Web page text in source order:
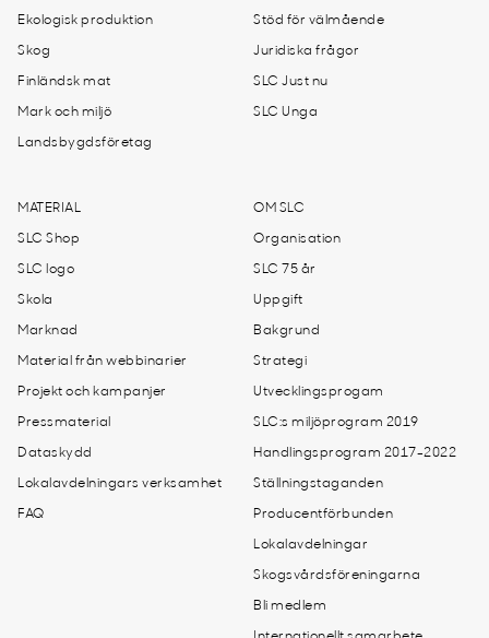
Ekologisk produktion
Skog
Finländsk mat
Mark och miljö
Landsbygdsföretag
Stöd för välmående
Juridiska frågor
SLC Just nu
SLC Unga
MATERIAL
SLC Shop
SLC logo
Skola
Marknad
Material från webbinarier
Projekt och kampanjer
Pressmaterial
Dataskydd
Lokalavdelningars verksamhet
FAQ
OM SLC
Organisation
SLC 75 år
Uppgift
Bakgrund
Strategi
Utvecklingsprogam
SLC:s miljöprogram 2019
Handlingsprogram 2017-2022
Ställningstaganden
Producentförbunden
Lokalavdelningar
Skogsvårdsföreningarna
Bli medlem